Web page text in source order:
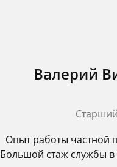
Валерий
Опыт работы частной
Большой стаж службы в